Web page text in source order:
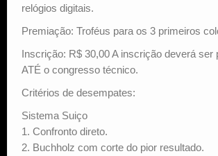
relógios digitais.
Premiação: Troféus para os 3 primeiros
Inscrição: R$ 30,00 A inscrição deverá ser
ATÉ o congresso técnico.
Critérios de desempates:
Sistema Suiço
1. Confronto direto.
2. Buchholz com corte do pior resultado.